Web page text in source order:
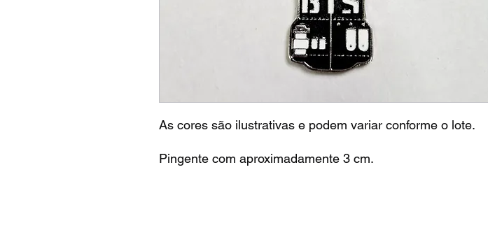
As cores são ilustrativas e podem variar conforme o lote.
Pingente com aproximadamente 3 cm.